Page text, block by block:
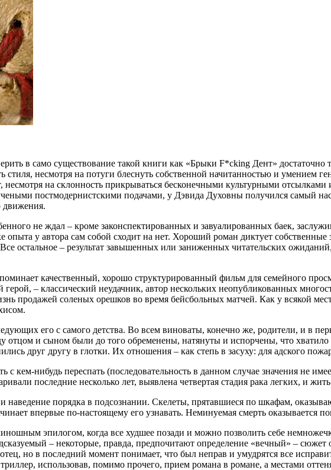
в само существование такой книги как «Брыки F*cking Дент» достаточно
несмотря на потуги блеснуть собственной начитанностью и умением
на склонность прикрываться бесконечными культурными отсылками
постмодернистскими подачами, у Дэвида Духовны получился самый
движения.
не ждал – кроме законспектированных и завуалированных баек,
у автора сам собой сходит на нет. Хороший роман диктует
остальное – результат завышенных или заниженных читательских
качественный, хорошо структурированный фильм для семейного
– классический неудачник, автор нескольких неопубликованных
продажей соленых орешков во время бейсбольных матчей. Как у всякой
его с самого детства. Во всем виноваты, конечно же, родители, и в
отцом и сыном были до того обременены, натянуты и испорчены, что
друг другу в глотки. Их отношения – как степь в засуху: для адского
с кем-нибудь переспать (последовательность в данном случае значения не
последние несколько лет, выявлена четвертая стадия рака легких, и
порядка в подсознании. Скелеты, прятавшиеся по шкафам,
впервые по-настоящему его узнавать. Неминуемая смерть оказывается
эпилогом, когда все худшее позади и можно позволить себе
– некоторые, правда, предпочитают определение «вечный» – сюжет
но в последний момент понимает, что был неправ и умудрятся все
использовав, помимо прочего, прием романа в романе, а местами